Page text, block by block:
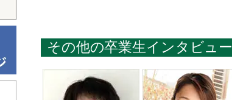
その他の卒業生インタビュー